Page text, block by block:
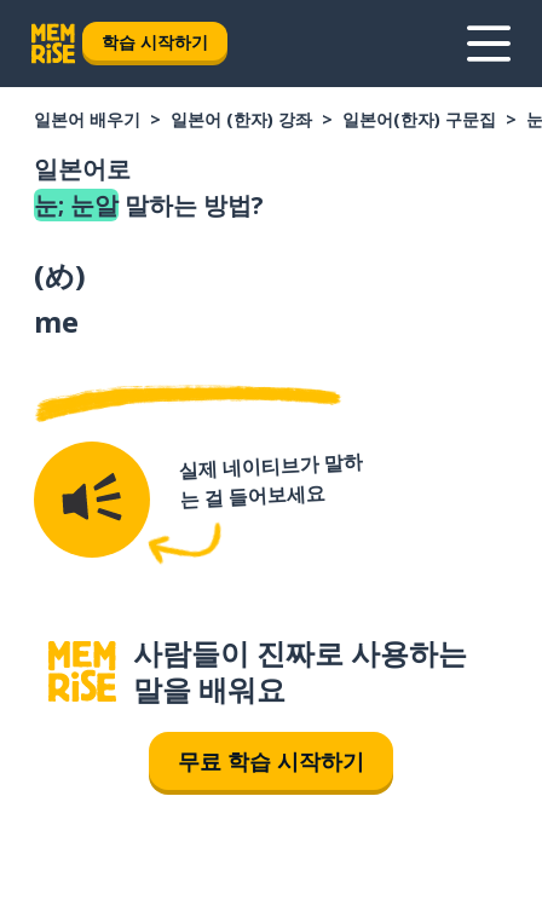
학습 시작하기
일본어 배우기 일본어 (한자) 강좌 일본어(한자) 구문집
일본어로
눈; 눈알말하는 방법?
(め)
me
실제 네이티브가 말하
는 걸 들어보세요
사람들이 진짜로 사용하는
말을 배워요
무료 학습 시작하기